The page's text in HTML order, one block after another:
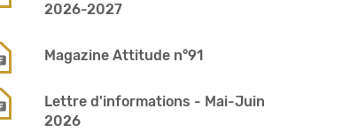
2026-2027
Magazine Attitude n°91
Lettre d'informations - Mai-Juin
2026